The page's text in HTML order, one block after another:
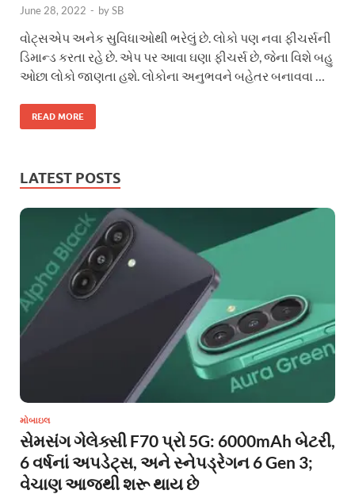
June 28, 2022 - bySB
વોટ્સએપ અનેક સુવિધાઓથી ભરેલું છે. લોકો પણ નવા ફીચર્સની
ડિમાન્ડ કરતા રહે છે. એપ પર આવા ઘણા ફીચર્સ છે, જેના વિશે બહુ
ઓછા લોકો જાણતા હશે. લોકોના અનુભવને બહેતર બનાવવા …
READ MORE
LATEST POSTS
મોબાઇલ
સેમસંગ ગેલેક્સી F70 પ્રો 5G: 6000mAh બેટરી,
6 વર્ષનાં અપડેટ્સ, અને સ્નેપડ્રેગન 6 Gen 3;
વેચાણ આજથી શરૂ થાય છે